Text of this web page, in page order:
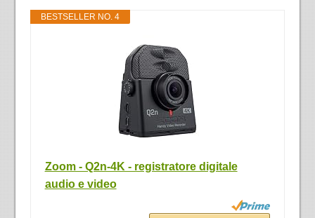
BESTSELLER NO. 4
Zoom - Q2n-4K - registratore digitale
audio e video